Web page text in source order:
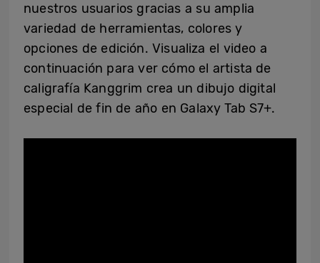
nuestros usuarios gracias a su amplia
variedad de herramientas, colores y
opciones de edición. Visualiza el video a
continuación para ver cómo el artista de
caligrafía Kanggrim crea un dibujo digital
especial de fin de año en Galaxy Tab S7+.